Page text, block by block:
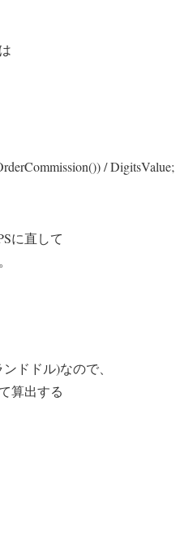
/ DigitsValue;
に直して
ドドル)なので、
算出する